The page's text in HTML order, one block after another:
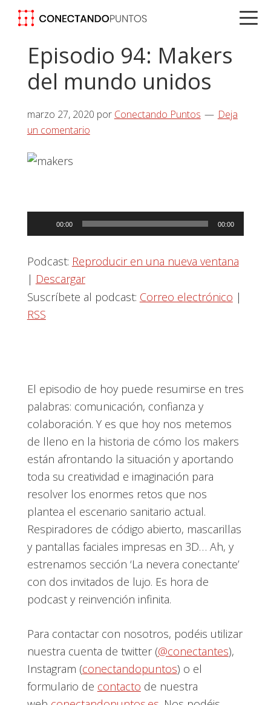
Saltar
navegación
principal
Saltar
principal
Saltar
lateral
Episodio 94: Makers
del mundo unidos
marzo 27, 2020 por Conectando Puntos
Deja
un comentario
Reproductor
de
audio
00:00 00:00
Podcast: Reproducir en una nueva ventana
| Descargar
Suscríbete al podcast: Correo electrónico |
RSS
El episodio de hoy puede resumirse en tres
palabras: comunicación, confianza y
colaboración. Y es que hoy nos metemos
de lleno en la historia de cómo los makers
están afrontando la situación y aportando
toda su creatividad e imaginación para
resolver los enormes retos que nos
plantea el escenario sanitario actual.
Respiradores de código abierto, mascarillas
y pantallas faciales impresas en 3D… Ah, y
estrenamos sección ‘La nevera conectante’
con dos invitados de lujo. Es hora de
podcast y reinvención infinita.
Para contactar con nosotros, podéis utilizar
nuestra cuenta de twitter (@conectantes),
Instagram (conectandopuntos) o el
formulario de contacto de nuestra